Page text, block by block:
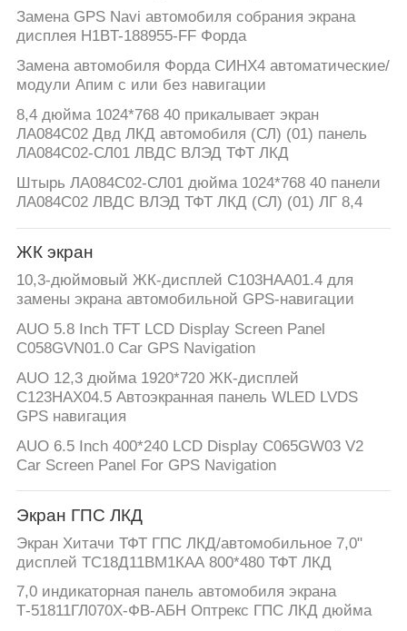
КАРТА
САЙТА
PRIVACY
POLICY
Замена GPS Navi автомобиля собрания экрана
дисплея H1BT-188955-FF Форда
Замена автомобиля Форда СИНХ4 автоматические/
модули Апим с или без навигации
8,4 дюйма 1024*768 40 прикалывает экран
ЛА084С02 Двд ЛКД автомобиля (СЛ) (01) панель
ЛА084С02-СЛ01 ЛВДС ВЛЭД ТФТ ЛКД
Штырь ЛА084С02-СЛ01 дюйма 1024*768 40 панели
ЛА084С02 ЛВДС ВЛЭД ТФТ ЛКД (СЛ) (01) ЛГ 8,4
ЖК экран
10,3-дюймовый ЖК-дисплей C103HAA01.4 для
замены экрана автомобильной GPS-навигации
AUO 5.8 Inch TFT LCD Display Screen Panel
C058GVN01.0 Car GPS Navigation
AUO 12,3 дюйма 1920*720 ЖК-дисплей
C123HAX04.5 Автоэкранная панель WLED LVDS
GPS навигация
AUO 6.5 Inch 400*240 LCD Display C065GW03 V2
Car Screen Panel For GPS Navigation
Экран ГПС ЛКД
Экран Хитачи ТФТ ГПС ЛКД/автомобильное 7,0"
дисплей ТС18Д11ВМ1КАА 800*480 ТФТ ЛКД
7,0 индикаторная панель автомобиля экрана
Т-51811ГЛ070Х-ФВ-АБН Оптрекс ГПС ЛКД дюйма